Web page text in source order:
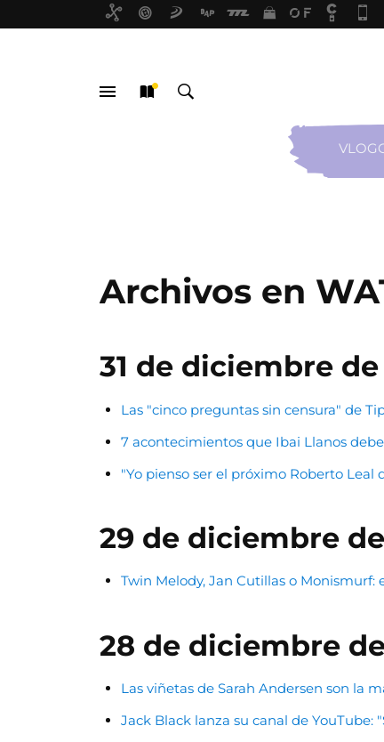
Archivos en
31 de diciembre de
Las "cinco preguntas sin censura" de
7 acontecimientos que Ibai Llanos
"Yo pienso ser el próximo Roberto
29 de diciembre
Twin Melody, Jan Cutillas o
28 de diciembre
Las viñetas de Sarah Andersen son la
Jack Black lanza su canal de YouTube: